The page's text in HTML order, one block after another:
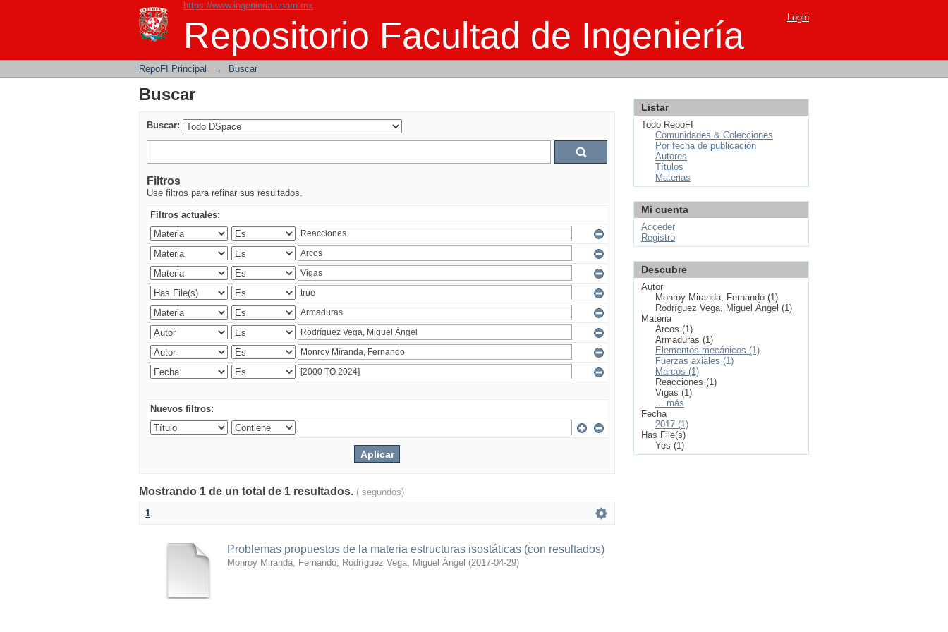
https://www.ingenieria.unam.mx
Repositorio Facultad de Ingeniería
Buscar Login
RepoFI Principal → Buscar
Buscar
Buscar:
Filtros
Use filtros para refinar sus resultados.
Filtros actuales:
Nuevos filtros:
Mostrando 1 de un total de 1 resultados. ( segundos)
1
Problemas propuestos de la materia estructuras isostáticas (con resultados)
Monroy Miranda, Fernando; Rodríguez Vega, Miguel Ángel (2017-04-29)
Listar
Todo RepoFI
Comunidades & Colecciones
Por fecha de publicación
Autores
Títulos
Materias
Mi cuenta
Acceder
Registro
Descubre
Autor
Monroy Miranda, Fernando (1)
Rodríguez Vega, Miguel Ángel (1)
Materia
Arcos (1)
Armaduras (1)
Elementos mecánicos (1)
Fuerzas axiales (1)
Marcos (1)
Reacciones (1)
Vigas (1)
... más
Fecha
2017 (1)
Has File(s)
Yes (1)